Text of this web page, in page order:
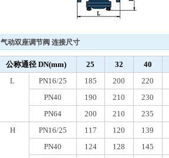
气动双座调节阀 连接尺寸
公称通径 DN(mm) 25 32 40
L
PN16/25 185 200 220
PN40
190 210 230
PN64
200 210 235
H
PN16/25 117 120 139
PN40
124 128 145